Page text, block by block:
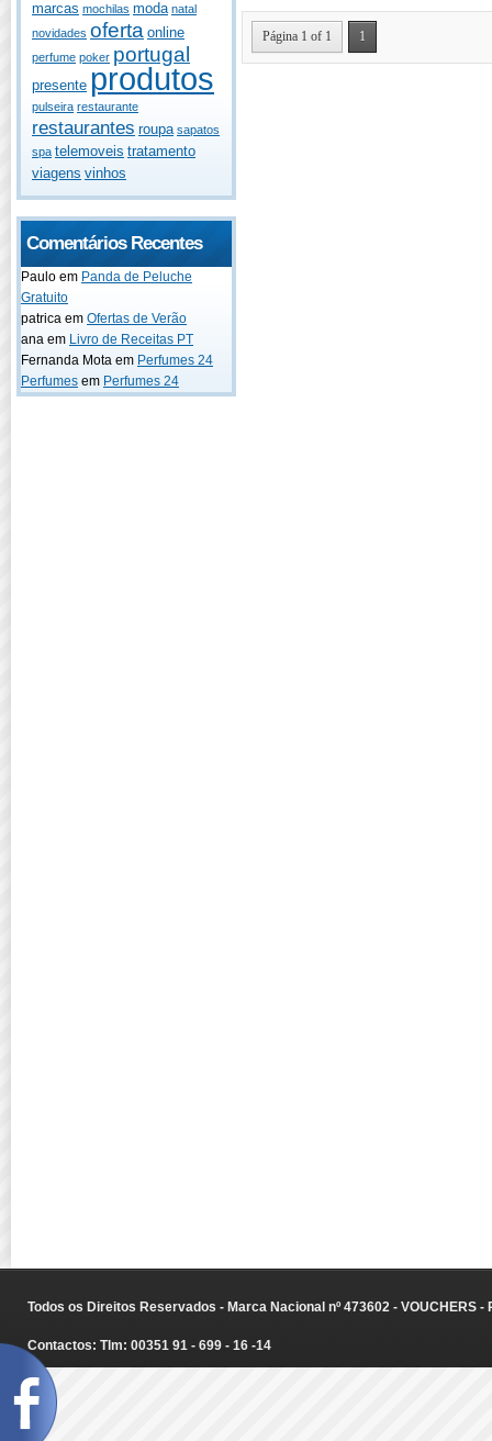
marcas mochilas moda natal
novidades oferta online
perfume poker portugal
presente produtos
pulseira restaurante
restaurantes roupa sapatos
spa telemoveis tratamento
viagens vinhos
Comentários Recentes
Paulo em Panda de Peluche
Gratuito
patrica em Ofertas de Verão
ana em Livro de Receitas PT
Fernanda Mota em Perfumes 24
Perfumes em Perfumes 24
Página 1 of 1 1
Todos os Direitos Reservados - Marca Nacional nº 473602 - VOUCHERS
Contactos: Tlm: 00351 91 - 699 - 16 -14